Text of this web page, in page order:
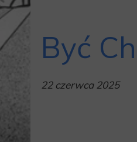
Być
22 czerwca 2025